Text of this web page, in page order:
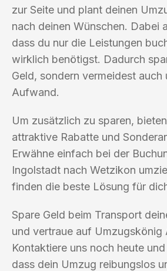
zur Seite und plant deinen
nach deinen Wünschen. Dabei
dass du nur die Leistungen
wirklich benötigst. Dadurch
Geld, sondern vermeidest auch
Aufwand.
Um zusätzlich zu sparen,
attraktive Rabatte und
Erwähne einfach bei der
Ingolstadt nach Wetzikon
finden die beste Lösung für
Spare Geld beim Transport
und vertraue auf Umzugskönig
Kontaktiere uns noch heute
dass dein Umzug reibungslos